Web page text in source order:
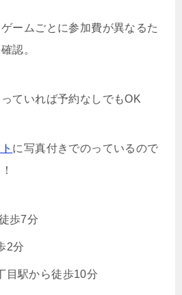
ームごとに参加費が異なるた
認。
っていれば予約なしでもOK
に写真付きでのっているので
歩7分
2分
目駅から徒歩10分